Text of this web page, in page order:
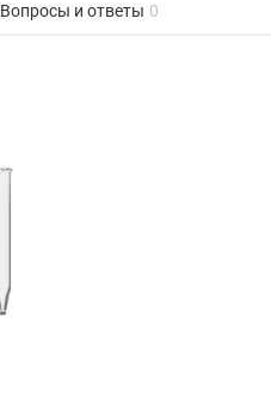
Вопросы и ответы 0